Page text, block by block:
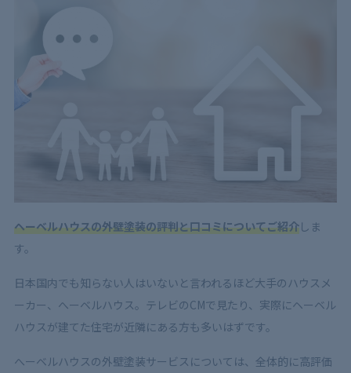
へーベルハウスの外壁塗装は専門業者への依頼も可
ヘーベルハウスの外壁塗装の評判と口コミについてご紹介しま
す。
日本国内でも知らない人はいないと言われるほど大手のハウスメ
ーカー、へーベルハウス。テレビのCMで見たり、実際にヘーベル
ハウスが建てた住宅が近隣にある方も多いはずです。
へーベルハウスの外壁塗装サービスについては、全体的に高評価